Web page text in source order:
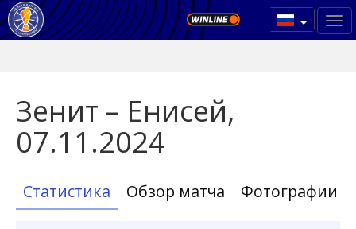
Зенит – Енисей,
07.11.2024
Статистика Обзор матча Фотографии